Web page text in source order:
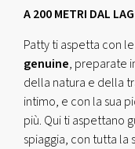
A 200 METRI DAL
Patty ti aspetta con
genuine, preparate
della natura e della
intimo, e con la sua
più. Qui ti aspettano
spiaggia, con tutta la